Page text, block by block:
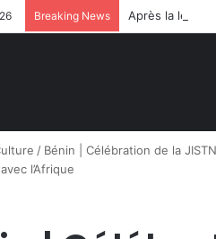
Breaking News Après la levée
/ Bénin | Célébration de la
l’Afrique